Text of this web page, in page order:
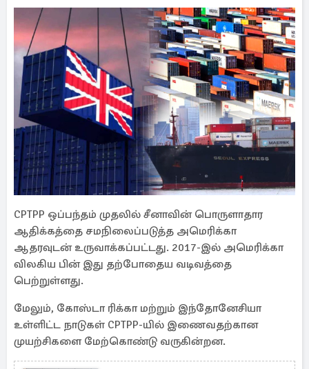
CPTPP ஒப்பந்தம் முதலில் சீனாவின் பொருளாதார
ஆதிக்கத்தை சமநிலைப்படுத்த அமெரிக்கா
ஆதரவுடன் உருவாக்கப்பட்டது. 2017-இல் அமெரிக்கா
விலகிய பின் இது தற்போதைய வடிவத்தை
பெற்றுள்ளது.
மேலும், கோஸ்டா ரிக்கா மற்றும் இந்தோனேசியா
உள்ளிட்ட நாடுகள் CPTPP-யில் இணைவதற்கான
முயற்சிகளை மேற்கொண்டு வருகின்றன.